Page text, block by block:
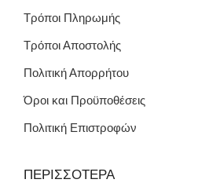
Τρόποι Πληρωμής
Τρόποι Αποστολής
Πολιτική Απορρήτου
Όροι και Προϋποθέσεις
Πολιτική Επιστροφών
ΠΕΡΙΣΣΟΤΕΡΑ